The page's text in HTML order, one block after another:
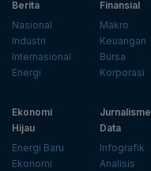
Berita
Nasional
Industri
Internasional
Energi
Finansial
Makro
Keuangan
Bursa
Korporasi
Ekonomi
Hijau
Energi Baru
Ekonomi
Jurnalisme
Data
Infografik
Analisis